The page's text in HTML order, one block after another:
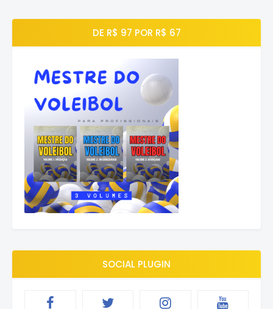
DE R$ 97 POR R$ 67
SOCIAL PLUGIN